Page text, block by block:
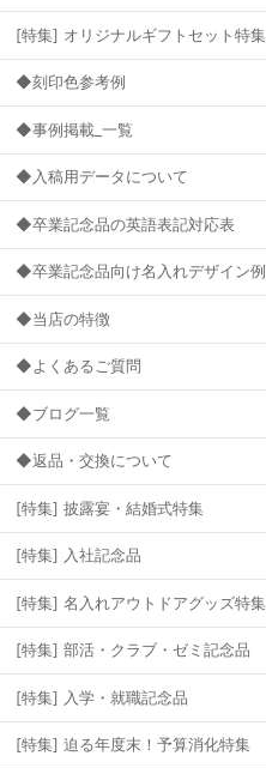
[特集] オリジナルギフトセット特集
◆刻印色参考例
◆事例掲載_一覧
◆入稿用データについて
◆卒業記念品の英語表記対応表
◆卒業記念品向け名入れデザイン例
◆当店の特徴
◆よくあるご質問
◆ブログ一覧
◆返品・交換について
[特集] 披露宴・結婚式特集
[特集] 入社記念品
[特集] 名入れアウトドアグッズ特集
[特集] 部活・クラブ・ゼミ記念品
[特集] 入学・就職記念品
[特集] 迫る年度末！予算消化特集